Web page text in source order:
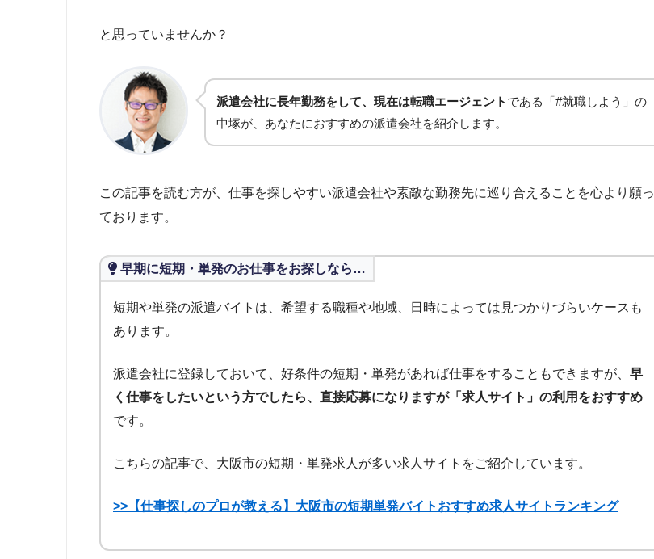
と思っていませんか？
派遣会社に長年勤務をして、現在は転職エージェント である「#就職しよう」の
中塚が、あなたにおすすめの派遣会社を紹介します。
この記事を読む方が、仕事を探しやすい派遣会社や素敵な勤務先に巡り合えることを心より願っ
ております。
早期に短期・単発のお仕事をお探しなら…
短期や単発の派遣バイトは、希望する職種や地域、日時によっては見つかりづらいケースも
あります。
派遣会社に登録しておいて、好条件の短期・単発があれば仕事をすることもできますが、 早
く仕事をしたいという方でしたら、直接応募になりますが「求人サイト」の利用をおすすめ
です。
こちらの記事で、大阪市の短期・単発求人が多い求人サイトをご紹介しています。
>>【仕事探しのプロが教える】大阪市の短期単発バイトおすすめ求人サイトランキング